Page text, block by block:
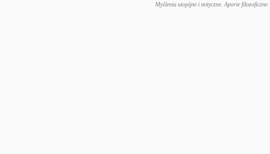
Myślenia utopijne i mityczne. Aporie filozoficzne